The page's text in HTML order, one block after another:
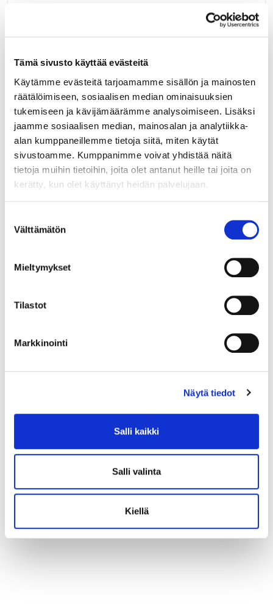
Tämä sivusto käyttää evästeitä
Käytämme evästeitä tarjoamamme sisällön ja mainosten
räätälöimiseen, sosiaalisen median ominaisuuksien
tukemiseen ja kävijämäärämme analysoimiseen. Lisäksi
jaamme sosiaalisen median, mainosalan ja analytiikka-
alan kumppaneillemme tietoja siitä, miten käytät
sivustoamme. Kumppanimme voivat yhdistää näitä
tietoja muihin tietoihin, joita olet antanut heille tai joita on
kerätty, kun olet käyttänyt heidän palvelujaan.
valinta
Välttämätön
Mieltymykset
Tilastot
Markkinointi
Näytä tiedot
Salli kaikki
Salli valinta
Kiellä
026312
Tyylikäs, kromattu kaarivedin. Kiinnitysreikien etäisyys 128
mm. Kaarivetimen leveys on 150 mm, korkeus 8 mm ja
syvyys 31 mm. Materiaali pinnoitettu samakki.
LUE LISÄÄ »
026330
Tyylikäs, kromattu kaarivedin. Kiinnitysreikien etäisyys 320
LUE LISÄÄ »